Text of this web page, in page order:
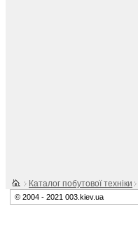
Каталог побутової техніки
© 2004 - 2021 003.kiev.ua